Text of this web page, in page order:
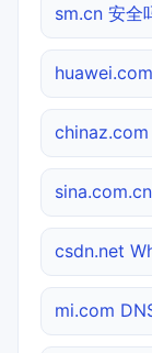
sm.cn 安全
csdn.net
mi.com